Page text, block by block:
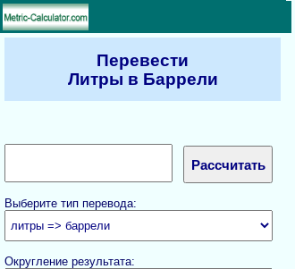
Перевести
Литры в Баррели
Выберите тип перевода:
Округление результата: